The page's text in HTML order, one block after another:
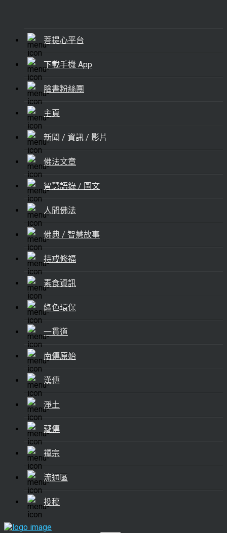
菩提心平台
下載手機 App
臉書粉絲團
主頁
新聞 / 資訊 / 影片
佛法文章
智慧語錄 / 圖文
人間佛法
佛典 / 智慧故事
持戒修福
素食資訊
綠色環保
一貫道
南傳原始
漢傳
淨土
藏傳
禪宗
流通區
投稿